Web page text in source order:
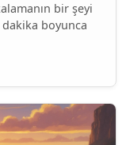
bir şeyi
dakika boyunca